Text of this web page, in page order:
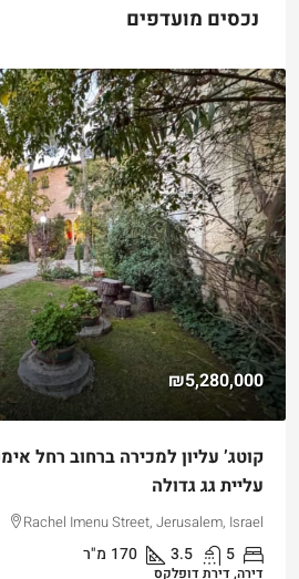
נכסים מועדפים
₪5,280,000
עליית גג גדולה
Rachel Imenu Street, Jerusalem, Israel
5
3.5
170 מ"ר
דירה, דירת דופלקס